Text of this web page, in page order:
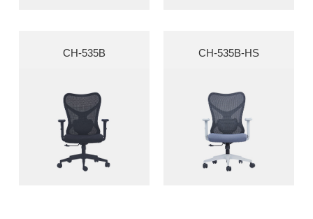
CH-535B CH-535B-HS